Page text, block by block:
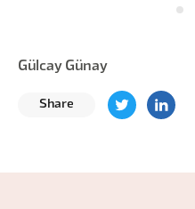
Gülcay Günay
Share